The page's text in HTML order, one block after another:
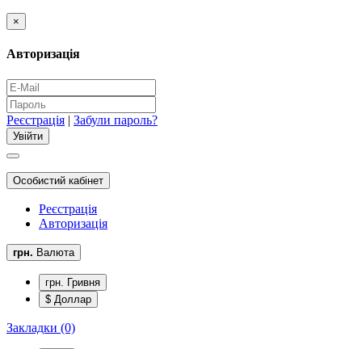
×
Авторизація
Реєстрація | Забули пароль?
Особистий кабінет
Реєстрація
Авторизація
грн. Валюта
грн. Гривня
$ Доллар
Закладки (0)